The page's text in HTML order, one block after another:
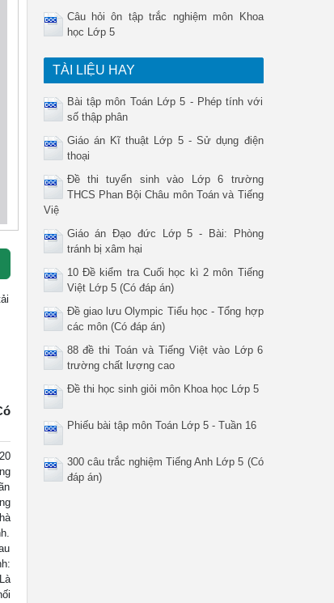
Câu hỏi ôn tập trắc nghiệm môn Khoa
học Lớp 5
TÀI LIỆU HAY
Bài tập môn Toán Lớp 5 - Phép tính với
số thập phân
Giáo án Kĩ thuật Lớp 5 - Sử dụng điện
thoại
Đề thi tuyển sinh vào Lớp 6 trường
THCS Phan Bội Châu môn Toán và Tiếng
Việ
Giáo án Đạo đức Lớp 5 - Bài: Phòng
tránh bị xâm hại
10 Đề kiểm tra Cuối học kì 2 môn Tiếng
Việt Lớp 5 (Có đáp án)
Đề giao lưu Olympic Tiểu học - Tổng hợp
các môn (Có đáp án)
88 đề thi Toán và Tiếng Việt vào Lớp 6
trường chất lượng cao
Đề thi học sinh giỏi môn Khoa học Lớp 5
Phiếu bài tập môn Toán Lớp 5 - Tuần 16
300 câu trắc nghiệm Tiếng Anh Lớp 5 (Có
đáp án)